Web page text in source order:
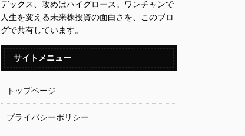
デックス、攻めはハイグロース。ワンチャンで
人生を変える未来株投資の面白さを、このブロ
グで共有しています。
サイトメニュー
トップページ
プライバシーポリシー